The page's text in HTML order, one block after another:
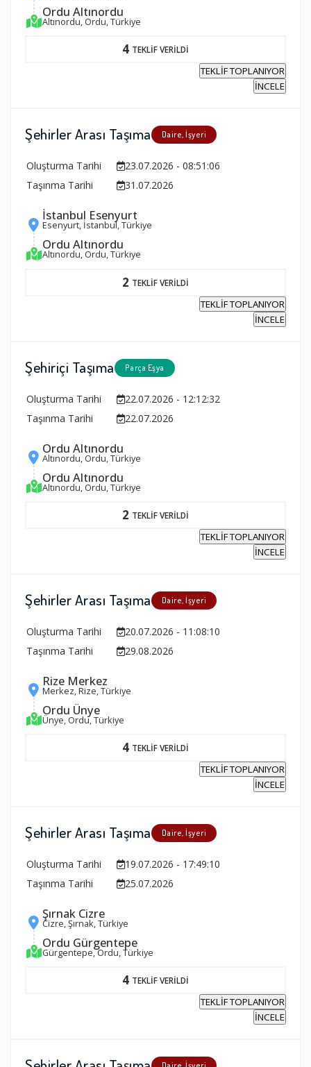
Ordu Altınordu
Altınordu, Ordu, Türkiye
4 TEKLİF VERİLDİ
TEKLİF TOPLANIYOR
İNCELE
Şehirler Arası Taşıma Daire, İşyeri
Oluşturma Tarihi
23.07.2026 - 08:51:06
Taşınma Tarihi
31.07.2026
İstanbul Esenyurt
Esenyurt, İstanbul, Türkiye
Ordu Altınordu
Altınordu, Ordu, Türkiye
2 TEKLİF VERİLDİ
TEKLİF TOPLANIYOR
İNCELE
Şehiriçi Taşıma Parça Eşya
Oluşturma Tarihi
22.07.2026 - 12:12:32
Taşınma Tarihi
22.07.2026
Ordu Altınordu
Altınordu, Ordu, Türkiye
Ordu Altınordu
Altınordu, Ordu, Türkiye
2 TEKLİF VERİLDİ
TEKLİF TOPLANIYOR
İNCELE
Şehirler Arası Taşıma Daire, İşyeri
Oluşturma Tarihi
20.07.2026 - 11:08:10
Taşınma Tarihi
29.08.2026
Rize Merkez
Merkez, Rize, Türkiye
Ordu Ünye
Ünye, Ordu, Türkiye
4 TEKLİF VERİLDİ
TEKLİF TOPLANIYOR
İNCELE
Şehirler Arası Taşıma Daire, İşyeri
Oluşturma Tarihi
19.07.2026 - 17:49:10
Taşınma Tarihi
25.07.2026
Şırnak Cizre
Cizre, Şırnak, Türkiye
Ordu Gürgentepe
Gürgentepe, Ordu, Türkiye
4 TEKLİF VERİLDİ
TEKLİF TOPLANIYOR
İNCELE